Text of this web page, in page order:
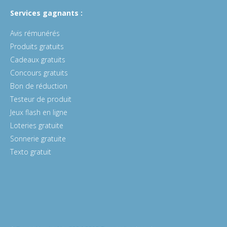
Services gagnants :
Avis rémunérés
Produits gratuits
Cadeaux gratuits
Concours gratuits
Bon de réduction
Testeur de produit
Jeux flash en ligne
Loteries gratuite
Sonnerie gratuite
Texto gratuit